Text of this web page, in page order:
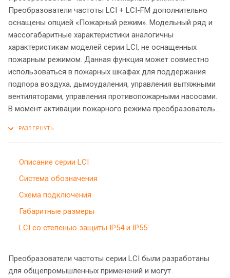
Преобразователи частоты LCI + LCI-FM дополнительно
оснащены опцией «Пожарный режим». Модельный ряд и
массогабаритные характеристики аналогичны
характеристикам моделей серии LCI, не оснащенных
пожарным режимом. Данная функция может совместно
использоваться в пожарных шкафах для поддержания
подпора воздуха, дымоудаления, управления вытяжными
вентиляторами, управления противопожарными насосами.
В момент активации пожарного режима преобразователь
Описание серии LCI
Система обозначения
Схема подключения
Габаритные размеры
LCI со степенью защиты IP54 и IP55
Преобразователи частоты серии LCI были разработаны
для общепромышленных применений и могут